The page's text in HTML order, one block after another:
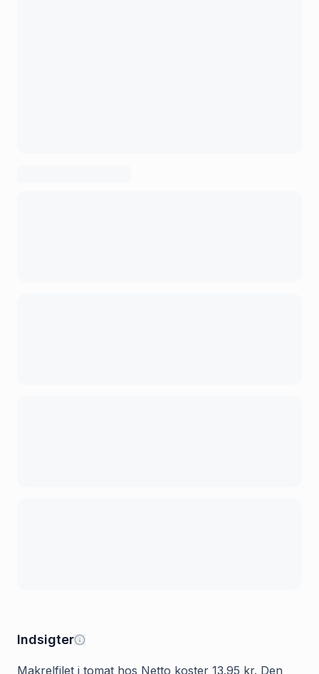
Indsigter
Makrelfilet i tomat hos Netto koster 13.95 kr. Den